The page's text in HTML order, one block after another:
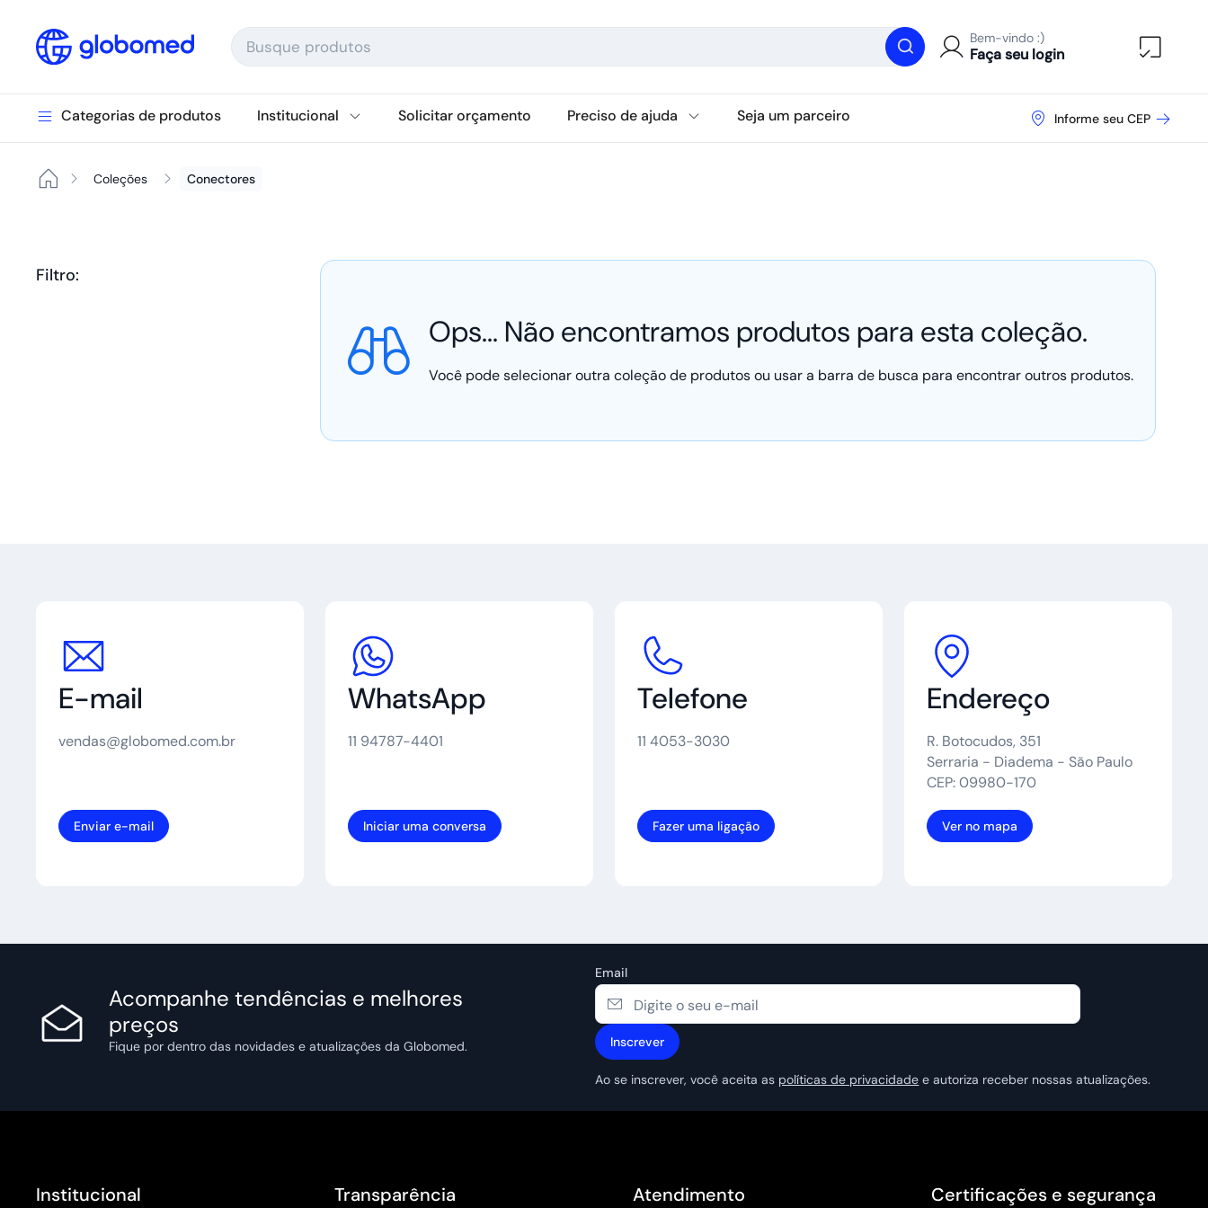
Bem-vindo :)
Faça seu login Abrir
Categorias de produtos Institucional Solicitar orçamento Preciso de ajuda Seja um parceiro Informe seu CEP
Coleções Conectores
Filtro:
Ops... Não encontramos produtos para esta coleção.
Você pode selecionar outra coleção de produtos ou usar a barra de busca para encontrar outros produtos.
E-mail
vendas@globomed.com.br
Enviar e-mail
WhatsApp
11 94787-4401
Iniciar uma conversa
Telefone
11 4053-3030
Fazer uma ligação
Endereço
R. Botocudos, 351
Serraria - Diadema - São Paulo
CEP: 09980-170
Ver no mapa
Acompanhe tendências e melhores
preços
Fique por dentro das novidades e atualizações da Globomed.
Email
Inscrever
Ao se inscrever, você aceita as políticas de privacidade e autoriza receber nossas atualizações.
Institucional Transparência Atendimento Certificações e segurança